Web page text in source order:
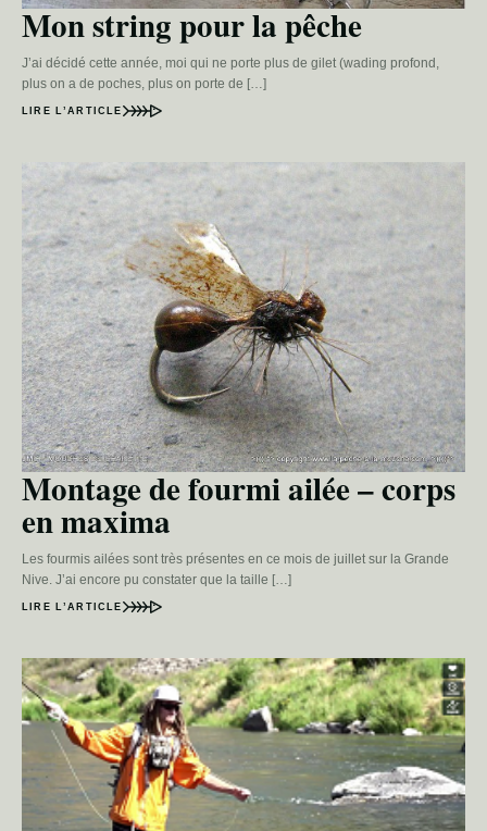
Mon string pour la pêche
J’ai décidé cette année, moi qui ne porte plus de gilet (wading profond,
plus on a de poches, plus on porte de […]
LIRE L’ARTICLE
Montage de fourmi ailée – corps
en maxima
Les fourmis ailées sont très présentes en ce mois de juillet sur la Grande
Nive. J’ai encore pu constater que la taille […]
LIRE L’ARTICLE